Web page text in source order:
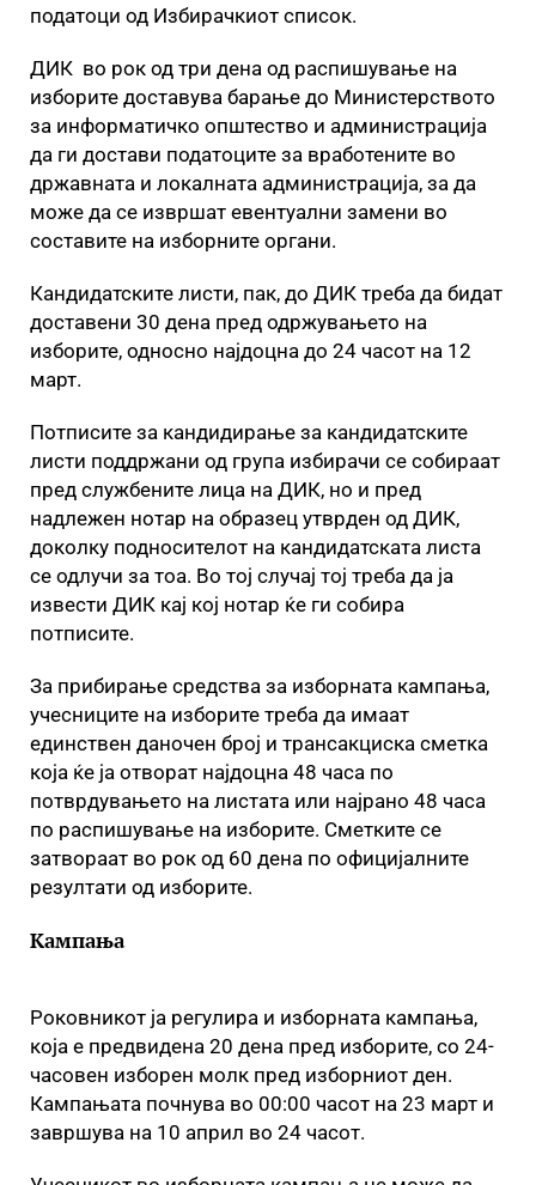
податоци од Избирачкиот список.
ДИК во рок од три дена од распишување на
изборите доставува барање до Министерството
за информатичко општество и администрација
да ги достави податоците за вработените во
државната и локалната администрација, за да
може да се извршат евентуални замени во
составите на изборните органи.
Кандидатските листи, пак, до ДИК треба да бидат
доставени 30 дена пред одржувањето на
изборите, односно најдоцна до 24 часот на 12
март.
Потписите за кандидирање за кандидатските
листи поддржани од група избирачи се собираат
пред службените лица на ДИК, но и пред
надлежен нотар на образец утврден од ДИК,
доколку подносителот на кандидатската листа
се одлучи за тоа. Во тој случај тој треба да ја
извести ДИК кај кој нотар ќе ги собира
потписите.
За прибирање средства за изборната кампања,
учесниците на изборите треба да имаат
единствен даночен број и трансакциска сметка
која ќе ја отворат најдоцна 48 часа по
потврдувањето на листата или најрано 48 часа
по распишување на изборите. Сметките се
затвораат во рок од 60 дена по официјалните
резултати од изборите.
Кампања
Роковникот ја регулира и изборната кампања,
која е предвидена 20 дена пред изборите, со 24-
часовен изборен молк пред изборниот ден.
Кампањата почнува во 00:00 часот на 23 март и
завршува на 10 април во 24 часот.